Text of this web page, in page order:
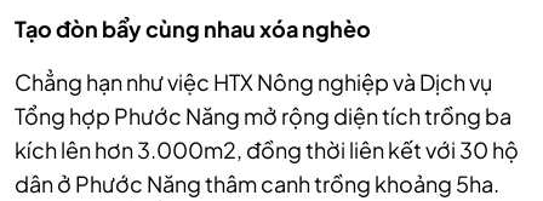
Tạođòn bẩy cùng nhau xóa nghèo
Chẳng hạn như việc HTX Nông nghiệp và Dịch vụ
Tổng hợp Phước Năng mở rộng diện tích trồng ba
kích lên hơn 3.000m2, đồng thời liên kết với 30 hộ
dân ở Phước Năng thâm canh trồng khoảng 5ha.